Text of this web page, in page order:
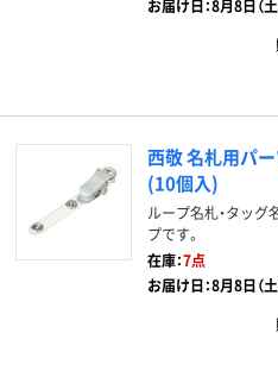
お届け日：8月8日（土
西敬 名札用パ
(10個入)
ループ名札・タッ
プです。
在庫：7点
お届け日：8月8日（土